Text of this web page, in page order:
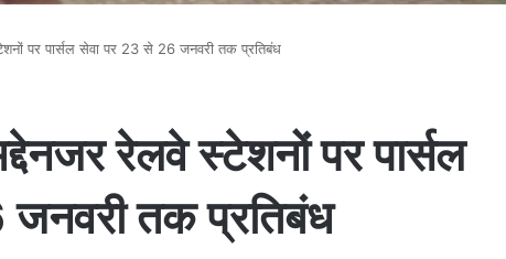
पर पार्सल सेवा पर 23 से 26 जनवरी तक प्रतिबंध
रेलवे स्टेशनों पर पार्सल
तक प्रतिबंध